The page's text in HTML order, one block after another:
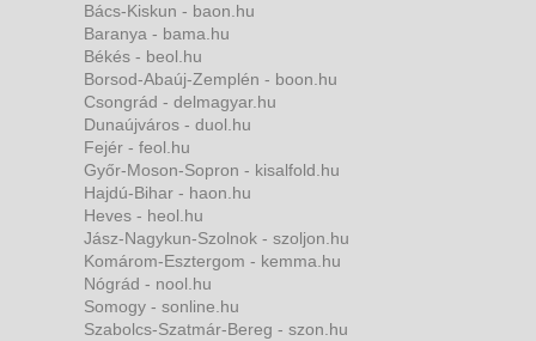
Bács-Kiskun - baon.hu
Baranya - bama.hu
Békés - beol.hu
Borsod-Abaúj-Zemplén - boon.hu
Csongrád - delmagyar.hu
Dunaújváros - duol.hu
Fejér - feol.hu
Győr-Moson-Sopron - kisalfold.hu
Hajdú-Bihar - haon.hu
Heves - heol.hu
Jász-Nagykun-Szolnok - szoljon.hu
Komárom-Esztergom - kemma.hu
Nógrád - nool.hu
Somogy - sonline.hu
Szabolcs-Szatmár-Bereg - szon.hu